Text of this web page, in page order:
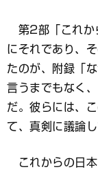
第2部「これか
にそれであり、
たのが、附録「
言うまでもなく
だ。彼らには、
て、真剣に議論
これからの日本